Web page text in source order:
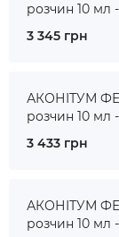
розчин 10 мл
3 345 грн
АКОНІТУМ
розчин 10 мл
3 433 грн
АКОНІТУМ
розчин 10 мл